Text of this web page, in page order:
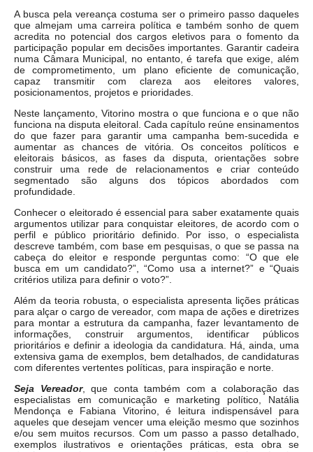
A busca pela vereança costuma ser o primeiro passo daqueles
que almejam uma carreira política e também sonho de quem
acredita no potencial dos cargos eletivos para o fomento da
participação popular em decisões importantes. Garantir cadeira
numa Câmara Municipal, no entanto, é tarefa que exige, além
de comprometimento, um plano eficiente de comunicação,
capaz transmitir com clareza aos eleitores valores,
posicionamentos, projetos e prioridades.
Neste lançamento, Vitorino mostra o que funciona e o que não
funciona na disputa eleitoral. Cada capítulo reúne ensinamentos
do que fazer para garantir uma campanha bem-sucedida e
aumentar as chances de vitória. Os conceitos políticos e
eleitorais básicos, as fases da disputa, orientações sobre
construir uma rede de relacionamentos e criar conteúdo
segmentado são alguns dos tópicos abordados com
profundidade.
Conhecer o eleitorado é essencial para saber exatamente quais
argumentos utilizar para conquistar eleitores, de acordo com o
perfil e público prioritário definido. Por isso, o especialista
descreve também, com base em pesquisas, o que se passa na
cabeça do eleitor e responde perguntas como: “O que ele
busca em um candidato?”, “Como usa a internet?” e “Quais
critérios utiliza para definir o voto?”.
Além da teoria robusta, o especialista apresenta lições práticas
para alçar o cargo de vereador, com mapa de ações e diretrizes
para montar a estrutura da campanha, fazer levantamento de
informações, construir argumentos, identificar públicos
prioritários e definir a ideologia da candidatura. Há, ainda, uma
extensiva gama de exemplos, bem detalhados, de candidaturas
com diferentes vertentes políticas, para inspiração e norte.
Seja Vereador, que conta também com a colaboração das
especialistas em comunicação e marketing político, Natália
Mendonça e Fabiana Vitorino, é leitura indispensável para
aqueles que desejam vencer uma eleição mesmo que sozinhos
e/ou sem muitos recursos. Com um passo a passo detalhado,
exemplos ilustrativos e orientações práticas, esta obra se